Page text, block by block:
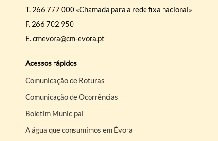
T. 266 777 000 «Chamada para a rede fixa nacional»
F. 266 702 950
E.cmevora@cm-evora.pt
Acessos rápidos
Comunicação de Roturas
Comunicação de Ocorrências
Boletim Municipal
A água que consumimos em Évora